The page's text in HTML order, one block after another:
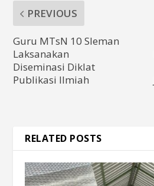
PREVIOUS
Guru MTsN 10 Sleman
Laksanakan
Diseminasi Diklat
Publikasi Ilmiah
RELATED POSTS